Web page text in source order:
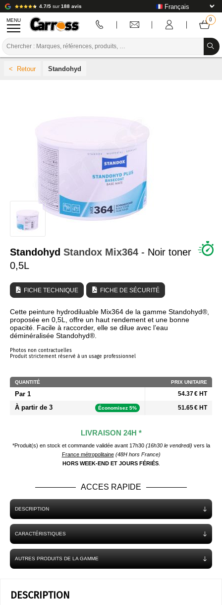
4.7/5 sur188 avis
MENU
OUTILLAGE CARROSSERIE
ÉQUIPEMENT ATELIER CARROSSERIE
INSTALLATION LABO
TUTORIEL & CONSEILS
Standohyd
Standohyd Standox Mix364 - Noir toner
0,5L
FICHE TECHNIQUE FICHE DE SÉCURITÉ
Cette peinture hydrodiluable Mix364 de la gamme Standohyd®,
proposée en 0,5L, offre un haut rendement et une bonne
opacité. Facile à raccorder, elle se dilue avec l’eau
déminéralisée Standohyd®.
Photos non contractuelles
Produit strictement réservé à un usage professionnel
QUANTITÉ PRIX UNITAIRE
Par 1 54.37 € HT
À partir de 3 Économisez 5% 51.65 € HT
LIVRAISON 24H *
*Produit(s) en stock et commande validée avant 17h30 (16h30 le vendredi) vers la
France métropolitaine (48H hors France)
HORS WEEK-END ET JOURS FÉRIÉS.
ACCES RAPIDE
DESCRIPTION
CARACTÉRISTIQUES
AUTRES PRODUITS DE LA GAMME
DESCRIPTION